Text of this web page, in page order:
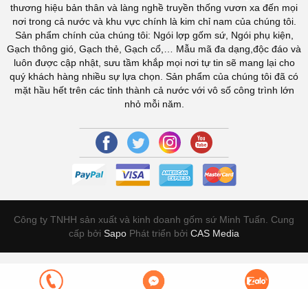
thương hiệu bản thân và làng nghề truyền thống vươn xa đến mọi
nơi trong cả nước và khu vực chính là kim chỉ nam của chúng tôi.
Sản phẩm chính của chúng tôi: Ngói lợp gốm sứ, Ngói phụ kiện,
Gạch thông gió, Gạch thẻ, Gạch cổ,… Mẫu mã đa dạng,độc đáo và
luôn được cập nhật, sưu tầm khắp mọi nơi tự tin sẽ mang lại cho
quý khách hàng nhiều sự lựa chọn. Sản phẩm của chúng tôi đã có
mặt hầu hết trên các tỉnh thành cả nước với vô số công trình lớn
nhỏ mỗi năm.
Công ty TNHH sản xuất và kinh doanh gốm sứ Minh Tuấn. Cung
cấp bởi Sapo Phát triển bởi CAS Media